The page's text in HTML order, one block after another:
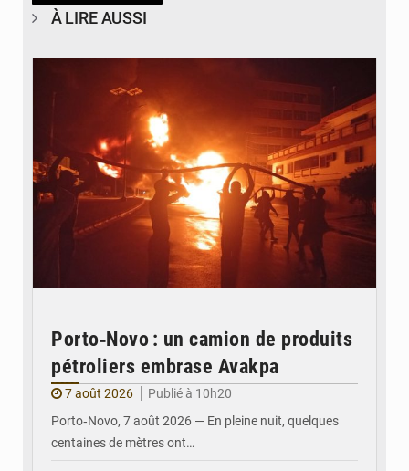
À LIRE AUSSI
Porto‑Novo : un camion de produits
pétroliers embrase Avakpa
7 août 2026
Publié à 10h20
Porto‑Novo, 7 août 2026 — En pleine nuit, quelques
centaines de mètres ont…